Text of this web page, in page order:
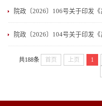
共188条 首页 上页 1